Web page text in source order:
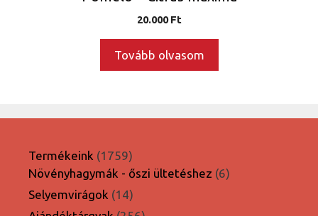
20.000Ft
Tovább olvasom
Termékeink 17591759
termék
Növényhagymák - őszi ültetéshez 66
Selyemvirágok 1414
termék